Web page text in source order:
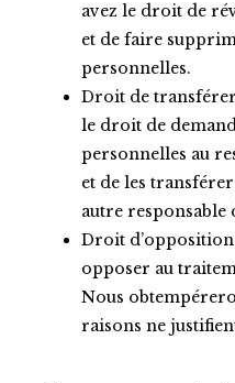
avez le droit de
et de faire
personnelles.
Droit de
le droit de
personnelles au
et de les
autre responsable
Droit
opposer au
Nous
raisons ne